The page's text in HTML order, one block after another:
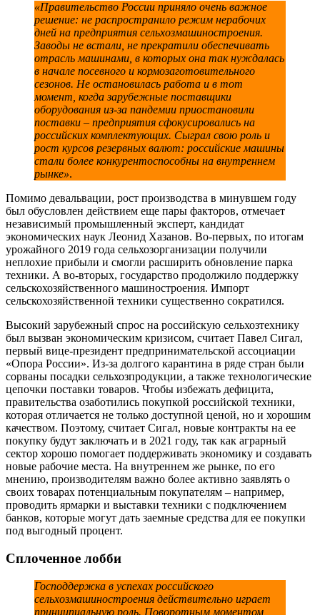
«Правительство России приняло очень важное
решение: не распространило режим нерабочих
дней на предприятия сельхозмашиностроения.
Заводы не встали, не прекратили обеспечивать
отрасль машинами, в которых она так нуждалась
в начале посевного и кормозаготовительного
сезонов. Не остановилась работа и в тот
момент, когда зарубежные поставщики
оборудования из-за пандемии приостановили
поставки – предприятия сфокусировались на
российских комплектующих. Сыграл свою роль и
рост курсов резервных валют: российские машины
стали более конкурентоспособны на внутреннем
рынке».
Помимо девальвации, рост производства в минувшем году
был обусловлен действием еще пары факторов, отмечает
независимый промышленный эксперт, кандидат
экономических наук Леонид Хазанов. Во-первых, по итогам
урожайного 2019 года сельхозорганизации получили
неплохие прибыли и смогли расширить обновление парка
техники. А во-вторых, государство продолжило поддержку
сельскохозяйственного машиностроения. Импорт
сельскохозяйственной техники существенно сократился.
Высокий зарубежный спрос на российскую сельхозтехнику
был вызван экономическим кризисом, считает Павел Сигал,
первый вице-президент предпринимательской ассоциации
«Опора России». Из-за долгого карантина в ряде стран были
сорваны посадки сельхозпродукции, а также технологические
цепочки поставки товаров. Чтобы избежать дефицита,
правительства озаботились покупкой российской техники,
которая отличается не только доступной ценой, но и хорошим
качеством. Поэтому, считает Сигал, новые контракты на ее
покупку будут заключать и в 2021 году, так как аграрный
сектор хорошо помогает поддерживать экономику и создавать
новые рабочие места. На внутреннем же рынке, по его
мнению, производителям важно более активно заявлять о
своих товарах потенциальным покупателям – например,
проводить ярмарки и выставки техники с подключением
банков, которые могут дать заемные средства для ее покупки
под выгодный процент.
Сплоченное лобби
Господдержка в успехах российского
сельхозмашиностроения действительно играет
принципиальную роль. Поворотным моментом